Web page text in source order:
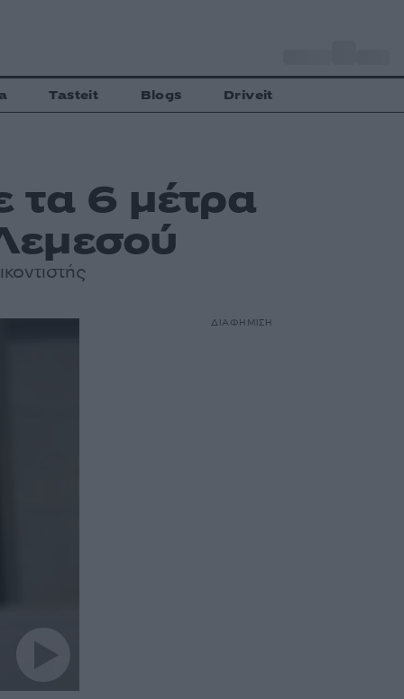
Tasteit Blogs Driveit
6 μέτρα
ΔΙΑΦΗΜΙΣΗ